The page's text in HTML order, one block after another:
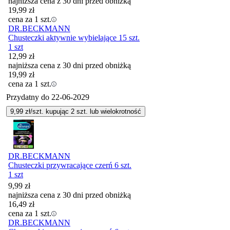
19,99 zł
cena za 1 szt.
DR.BECKMANN
Chusteczki aktywnie wybielające 15 szt.
1 szt
12,99 zł
najniższa cena z 30 dni przed obniżką
19,99 zł
cena za 1 szt.
Przydatny do 22-06-2029
9,99 zł/szt. kupując 2 szt. lub wielokrotność
DR.BECKMANN
Chusteczki przywracające czerń 6 szt.
1 szt
9,99 zł
najniższa cena z 30 dni przed obniżką
16,49 zł
cena za 1 szt.
DR.BECKMANN